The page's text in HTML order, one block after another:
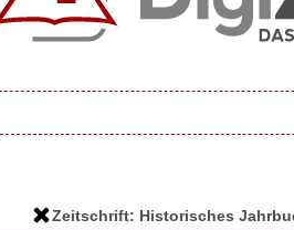
Zeitschrift: Historisches